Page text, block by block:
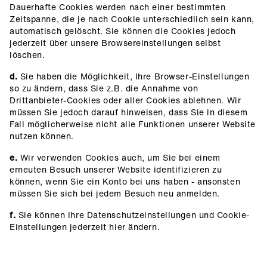
Dauerhafte Cookies werden nach einer bestimmten
Zeitspanne, die je nach Cookie unterschiedlich sein kann,
automatisch gelöscht. Sie können die Cookies jedoch
jederzeit über unsere Browsereinstellungen selbst
löschen.
d. Sie haben die Möglichkeit, Ihre Browser-Einstellungen
so zu ändern, dass Sie z.B. die Annahme von
Drittanbieter-Cookies oder aller Cookies ablehnen. Wir
müssen Sie jedoch darauf hinweisen, dass Sie in diesem
Fall möglicherweise nicht alle Funktionen unserer Website
nutzen können.
e. Wir verwenden Cookies auch, um Sie bei einem
erneuten Besuch unserer Website identifizieren zu
können, wenn Sie ein Konto bei uns haben - ansonsten
müssen Sie sich bei jedem Besuch neu anmelden.
f. Sie können Ihre Datenschutzeinstellungen und Cookie-
Einstellungen jederzeit hier ändern.